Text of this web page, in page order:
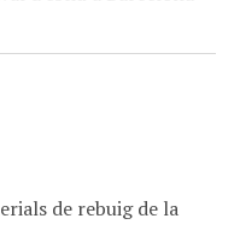
de rebuig de la